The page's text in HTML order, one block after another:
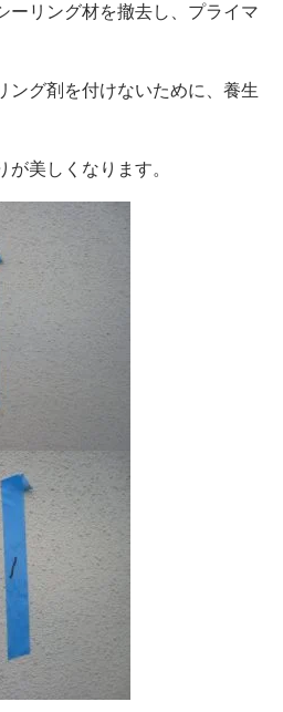
ーリング材を撤去し、プライマ
ング剤を付けないために、養生
美しくなります。